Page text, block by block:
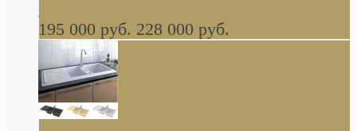
глянцевая платина В НАЛИЧИИ
195 000 руб. 228 000 руб.